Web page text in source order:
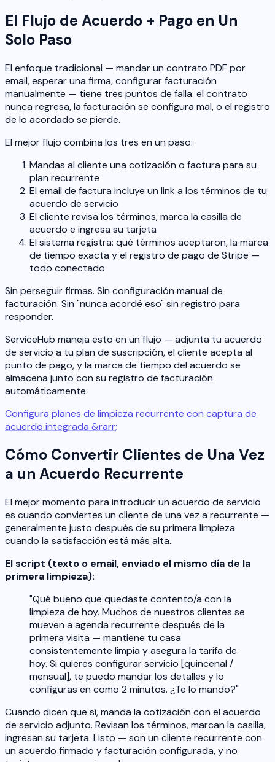
El Flujo de Acuerdo + Pago en Un
Solo Paso
El enfoque tradicional — mandar un contrato PDF por
email, esperar una firma, configurar facturación
manualmente — tiene tres puntos de falla: el contrato
nunca regresa, la facturación se configura mal, o el registro
de lo acordado se pierde.
El mejor flujo combina los tres en un paso:
Mandas al cliente una cotización o factura para su
plan recurrente
El email de factura incluye un link a los términos de tu
acuerdo de servicio
El cliente revisa los términos, marca la casilla de
acuerdo e ingresa su tarjeta
El sistema registra: qué términos aceptaron, la marca
de tiempo exacta y el registro de pago de Stripe —
todo conectado
Sin perseguir firmas. Sin configuración manual de
facturación. Sin "nunca acordé eso" sin registro para
responder.
ServiceHub maneja esto en un flujo — adjunta tu acuerdo
de servicio a tu plan de suscripción, el cliente acepta al
punto de pago, y la marca de tiempo del acuerdo se
almacena junto con su registro de facturación
automáticamente.
Configura planes de limpieza recurrente con captura de
acuerdo integrada &rarr;
Cómo Convertir Clientes de Una Vez
a un Acuerdo Recurrente
El mejor momento para introducir un acuerdo de servicio
es cuando conviertes un cliente de una vez a recurrente —
generalmente justo después de su primera limpieza
cuando la satisfacción está más alta.
El script (texto o email, enviado el mismo día de la
primera limpieza):
"Qué bueno que quedaste contento/a con la
limpieza de hoy. Muchos de nuestros clientes se
mueven a agenda recurrente después de la
primera visita — mantiene tu casa
consistentemente limpia y asegura la tarifa de
hoy. Si quieres configurar servicio [quincenal /
mensual], te puedo mandar los detalles y lo
configuras en como 2 minutos. ¿Te lo mando?"
Cuando dicen que sí, manda la cotización con el acuerdo
de servicio adjunto. Revisan los términos, marcan la casilla,
ingresan su tarjeta. Listo — son un cliente recurrente con
un acuerdo firmado y facturación configurada, y no